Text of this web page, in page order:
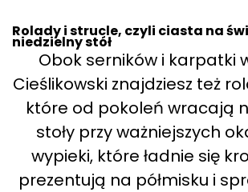
Rolady i strucle, czyli ciasta na
niedzielny stół
Obok serników i karpatki
Cieślikowski znajdziesz też
które od pokoleń wracają
stoły przy ważniejszych
wypieki, które ładnie się
prezentują na półmisku i